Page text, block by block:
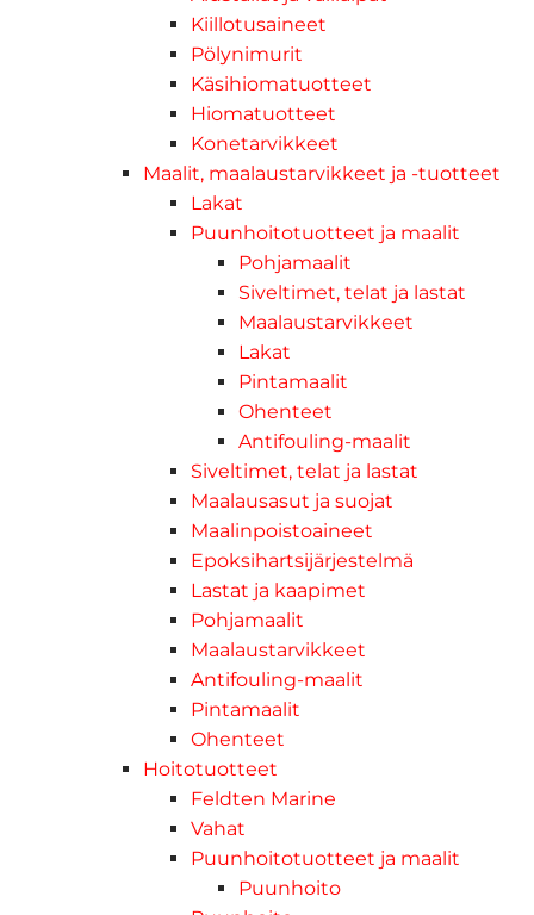
Kiillotusaineet
Pölynimurit
Käsihiomatuotteet
Hiomatuotteet
Konetarvikkeet
Maalit, maalaustarvikkeet ja -tuotteet
Lakat
Puunhoitotuotteet ja maalit
Pohjamaalit
Siveltimet, telat ja lastat
Maalaustarvikkeet
Lakat
Pintamaalit
Ohenteet
Antifouling-maalit
Siveltimet, telat ja lastat
Maalausasut ja suojat
Maalinpoistoaineet
Epoksihartsijärjestelmä
Lastat ja kaapimet
Pohjamaalit
Maalaustarvikkeet
Antifouling-maalit
Pintamaalit
Ohenteet
Hoitotuotteet
Feldten Marine
Vahat
Puunhoitotuotteet ja maalit
Puunhoito